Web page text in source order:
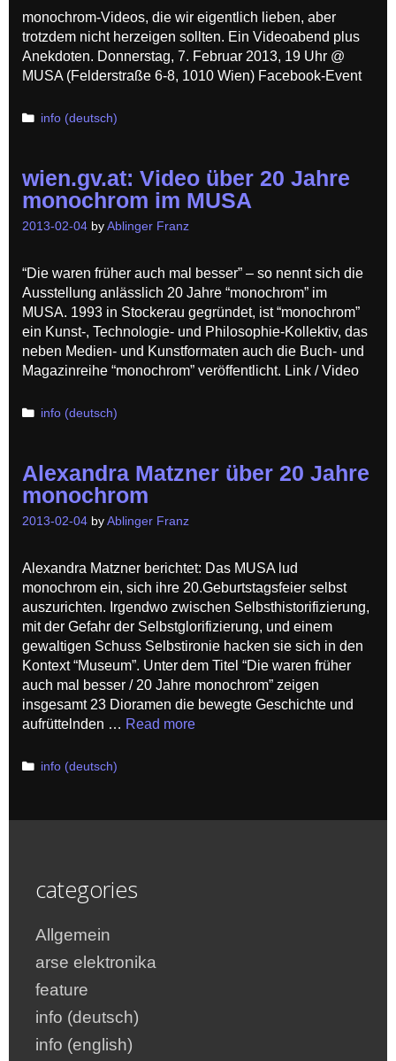
monochrom-Videos, die wir eigentlich lieben, aber
trotzdem nicht herzeigen sollten. Ein Videoabend plus
Anekdoten. Donnerstag, 7. Februar 2013, 19 Uhr @
MUSA (Felderstraße 6-8, 1010 Wien) Facebook-Event
Categories
info (deutsch)
wien.gv.at: Video über 20 Jahre
monochrom im MUSA
2013-02-04 by Ablinger Franz
“Die waren früher auch mal besser” – so nennt sich die
Ausstellung anlässlich 20 Jahre “monochrom” im
MUSA. 1993 in Stockerau gegründet, ist “monochrom”
ein Kunst-, Technologie- und Philosophie-Kollektiv, das
neben Medien- und Kunstformaten auch die Buch- und
Magazinreihe “monochrom” veröffentlicht. Link / Video
Categories
info (deutsch)
Alexandra Matzner über 20 Jahre
monochrom
2013-02-04 by Ablinger Franz
Alexandra Matzner berichtet: Das MUSA lud
monochrom ein, sich ihre 20.Geburtstagsfeier selbst
auszurichten. Irgendwo zwischen Selbsthistorifizierung,
mit der Gefahr der Selbstglorifizierung, und einem
gewaltigen Schuss Selbstironie hacken sie sich in den
Kontext “Museum”. Unter dem Titel “Die waren früher
auch mal besser / 20 Jahre monochrom” zeigen
insgesamt 23 Dioramen die bewegte Geschichte und
aufrüttelnden … Read more
Categories
info (deutsch)
categories
Allgemein
arse elektronika
feature
info (deutsch)
info (english)